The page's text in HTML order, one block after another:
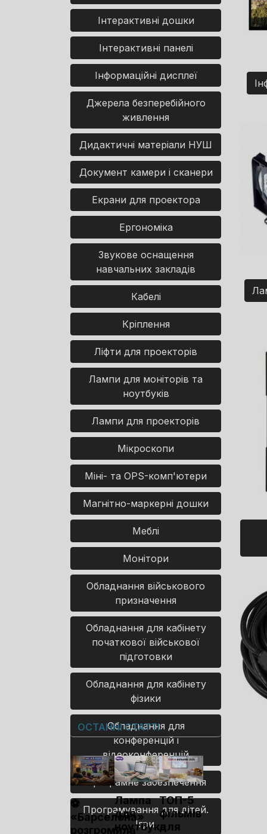
Інтерактивні дошки
Інтерактивні панелі
Інформаційні дисплеї
Джерела безперебійного
живлення
Дидактичні матеріали НУШ
Документ камери і сканери
Екрани для проектора
Ергономіка
Звукове оснащення
навчальних закладів
Кабелі
Кріплення
Ліфти для проекторів
Лампи для моніторів та
ноутбуків
Лампи для проекторів
Мікроскопи
Міні- та OPS-комп'ютери
Магнітно-маркерні дошки
Меблі
Монітори
Обладнання військового
призначення
Обладнання для кабінету
початкової військової
підготовки
Обладнання для кабінету
фізики
Обладнання для
конференцій і
відеоконференцій
Програмне забезпечення
Програмування для дітей.
Ігри.
ОСТАННІ СТАТТІ
⚽
«Барселона»
розгромила
Лампа
для
ноутбука
ТОП-5
фільмів
для